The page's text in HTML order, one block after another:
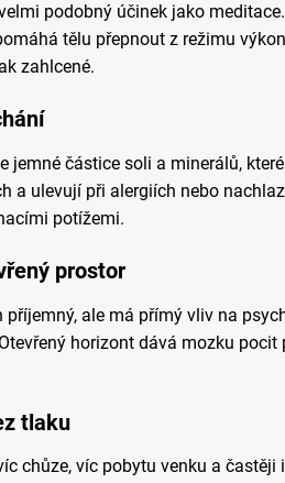
podobný účinek jako
tělu přepnout z režimu
zahlcené.
jemné částice soli a minerálů,
a ulevují při alergiích nebo
potížemi.
prostor
příjemný, ale má přímý vliv na
horizont dává mozku
tlaku
chůze, víc pobytu venku a